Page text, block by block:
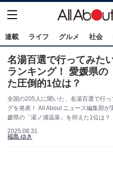
連載 ライフ グルメ 社会
名湯百選で行ってみた
ランキング！ 愛媛県の
た圧倒的1位は？
全国の205人に聞いた、名湯百選で行
グを発表！ All About ニュース編集部
媛県の「湯ノ浦温泉」を抑えた1位は？
2025.08.31
福島 ゆき